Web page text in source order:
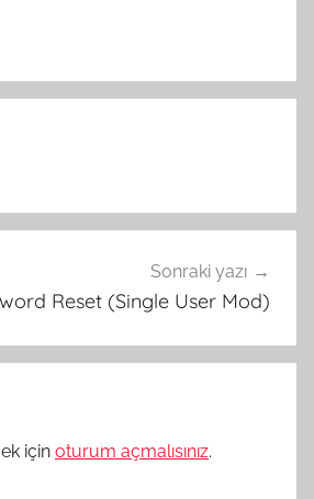
Sonraki yazı
Reset (Single User Mod)
için oturum açmalısınız.